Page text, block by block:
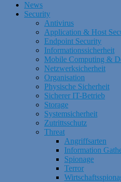
News
Security
Antivirus
Application & Host
Endpoint Security
Informationssicherheit
Mobile Computing &
Netzwerksicherheit
Organisation
Physische Sicherheit
Sicherer IT-Betrieb
Storage
Systemsicherheit
Zutrittsschutz
Threat
Angriffsarten
Information
Spionage
Terror